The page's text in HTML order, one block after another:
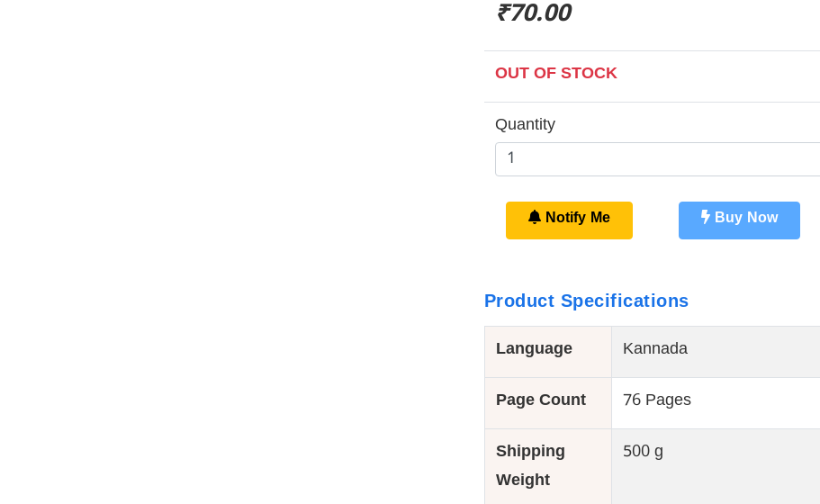
₹70.00
OUT OF STOCK
Quantity
Notify Me Buy Now
Product Specifications
Language Kannada
Page Count 76 Pages
Shipping
Weight
500 g